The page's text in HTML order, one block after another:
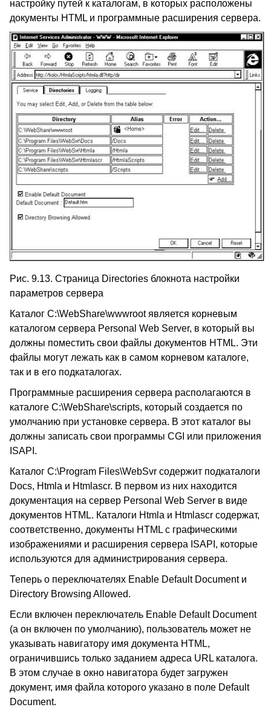
настройку путей к каталогам, в которых расположены
документы HTML и программные расширения сервера.
Рис. 9.13. Страница Directories блокнота настройки
параметров сервера
Каталог C:\WebShare\wwwroot является корневым
каталогом сервера Personal Web Server, в который вы
должны поместить свои файлы документов HTML. Эти
файлы могут лежать как в самом корневом каталоге,
так и в его подкаталогах.
Программные расширения сервера располагаются в
каталоге C:\WebShare\scripts, который создается по
умолчанию при установке сервера. В этот каталог вы
должны записать свои программы CGI или приложения
ISAPI.
Каталог C:\Program Files\WebSvr содержит подкаталоги
Docs, Htmla и Htmlascr. В первом из них находится
документация на сервер Personal Web Server в виде
документов HTML. Каталоги Htmla и Htmlascr содержат,
соответственно, документы HTML с графическими
изображениями и расширения сервера ISAPI, которые
используются для администрирования сервера.
Теперь о переключателях Enable Default Document и
Directory Browsing Allowed.
Если включен переключатель Enable Default Document
(а он включен по умолчанию), пользователь может не
указывать навигатору имя документа HTML,
ограничившись только заданием адреса URL каталога.
В этом случае в окно навигатора будет загружен
документ, имя файла которого указано в поле Default
Document.